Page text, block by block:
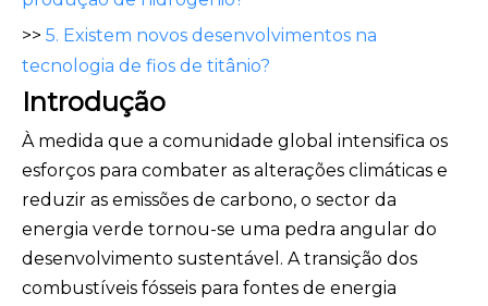
>> 5. Existem novos desenvolvimentos na
tecnologia de fios de titânio?
Introdução
À medida que a comunidade global intensifica os
esforços para combater as alterações climáticas e
reduzir as emissões de carbono, o sector da
energia verde tornou-se uma pedra angular do
desenvolvimento sustentável. A transição dos
combustíveis fósseis para fontes de energia